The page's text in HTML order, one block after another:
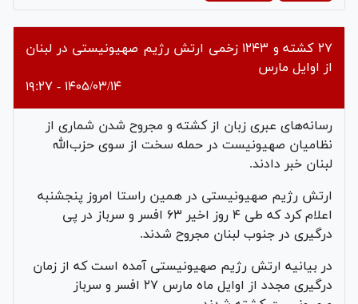
Video
۲۷ کشته و ۱۲۴۳ زخمی ارتش رژیم صهیونیستی در لبنان
از اوایل مارس
۱۴۰۵/۰۳/۱۴ - ۱۹:۲۷
رسانه‌های عبری زبان از کشته و مجروح شدن شماری از
نظامیان صهیونیست در حمله سخت از سوی حزب‌الله
لبنان خبر دادند.
ارتش رژیم صهیونیستی در همین راستا امروز پنجشنبه
اعلام کرد که طی ۴ روز اخیر ۶۳ افسر و سرباز در پی
درگیری در جنوب لبنان مجروح شدند.
در بیانیه ارتش رژیم صهیونیستی آمده است که از زمان
درگیری مجدد از اوایل ماه مارس ۲۷ افسر و سرباز